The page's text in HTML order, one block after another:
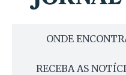
ONDE
RECEBA AS